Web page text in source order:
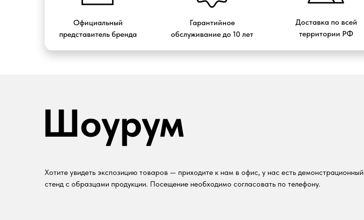
Официальный
представитель бренда
Доставка по всей
территории РФ
Гарантийное
обслуживание до 10 лет
Шоурум
Хотите увидеть экспозицию товаров — приходите к нам в офис, у нас есть демонстрационный
стенд с образцами продукции. Посещение необходимо согласовать по телефону.